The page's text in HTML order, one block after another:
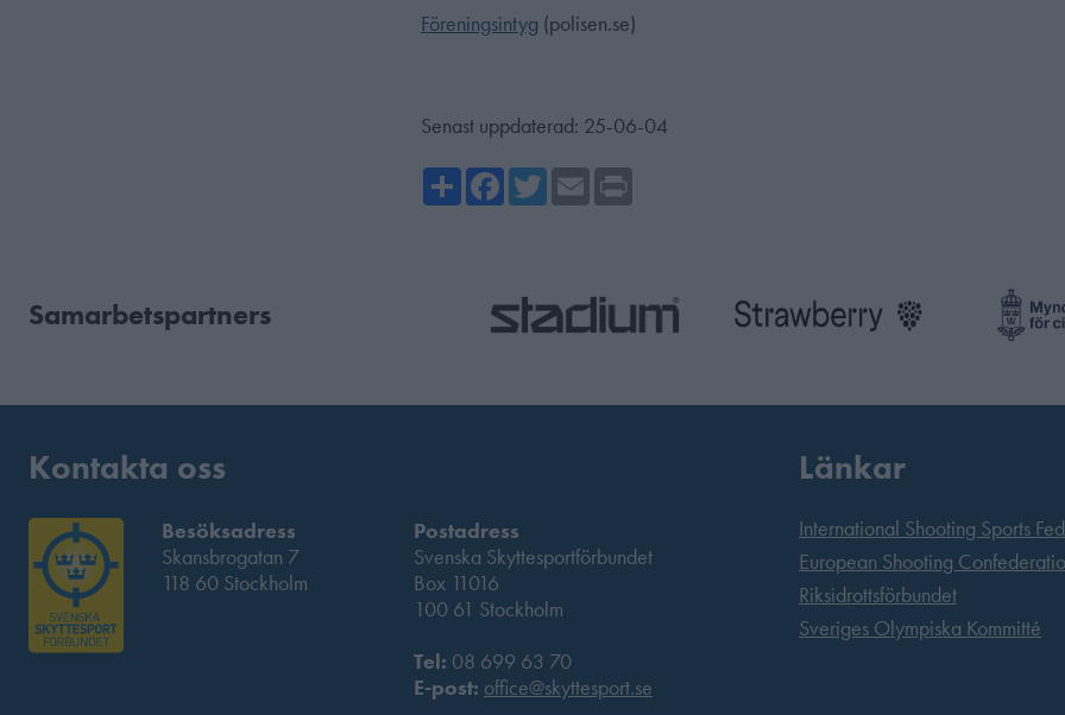
Föreningsintyg (polisen.se)
Senast uppdaterad: 25-06-04
ShareFacebook
TwitterEmail
Samarbetspartners
Kontakta oss
Besöksadress
Skansbrogatan 7
118 60 Stockholm
Postadress
Svenska Skyttesportförbundet
Box 11016
100 61 Stockholm
Tel: 08 699 63 70
E-post: office@skyttesport.se
Länkar
International Shooting Sports
European Shooting
Riksidrottsförbundet
Sveriges Olympiska Kommitté